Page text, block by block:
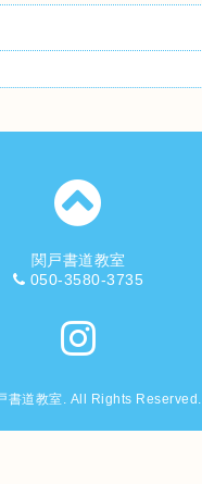
関戸書道教室
050-3580-3735
書道教室. All Rights Reserved.